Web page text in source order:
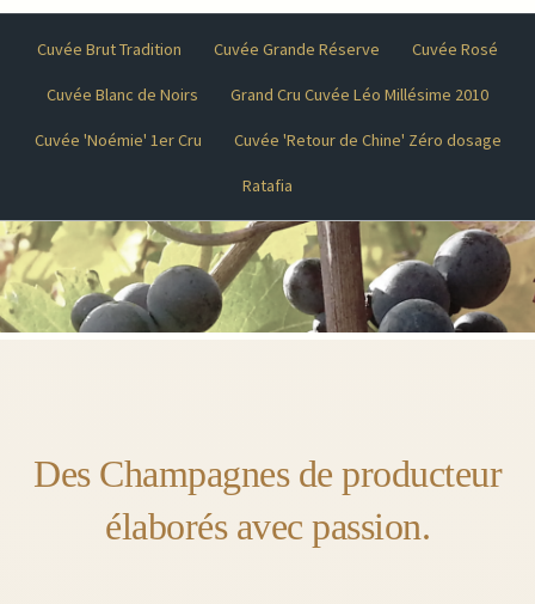
Cuvée Brut Tradition Cuvée Grande Réserve Cuvée Rosé
Cuvée Blanc de Noirs Grand Cru Cuvée Léo Millésime 2010
Cuvée 'Noémie' 1er Cru Cuvée 'Retour de Chine' Zéro dosage
Ratafia
Des Champagnes de producteur
élaborés avec passion.